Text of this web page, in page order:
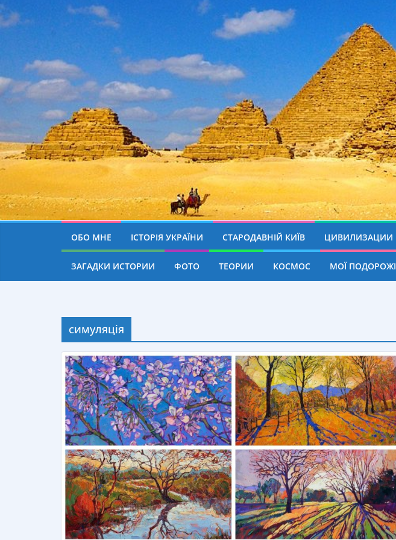
ОБО МНЕ ІСТОРІЯ УКРАЇНИ СТАРОДАВНІЙ КИЇВ ЦИВИЛИЗАЦИИ
ЗАГАДКИ ИСТОРИИ ФОТО ТЕОРИИ КОСМОС МОЇ ПОДОРОЖІ
симуляція